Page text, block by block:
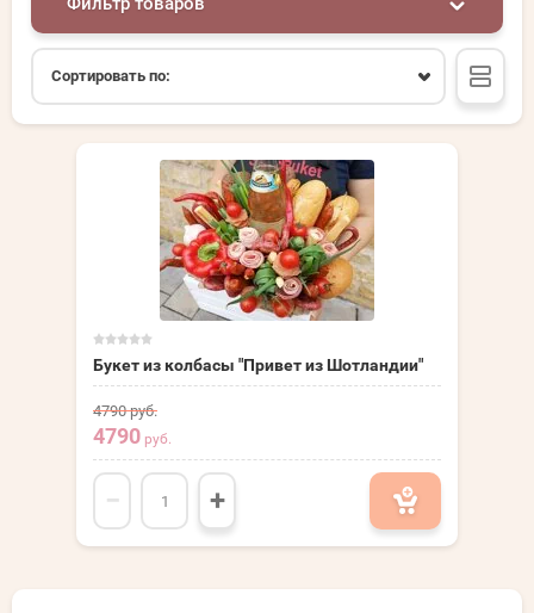
Сортировать по:
Букет из колбасы "Привет из Шотландии"
4790руб.
4790 руб.
− +